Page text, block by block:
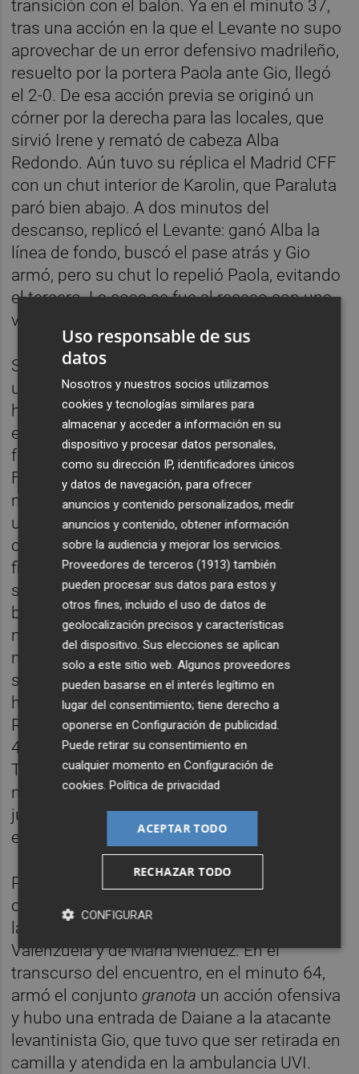
transición con el balón. Ya en el minuto 37,
tras una acción en la que el Levante no supo
aprovechar de un error defensivo madrileño,
resuelto por la portera Paola ante Gio, llegó
el 2-0. De esa acción previa se originó un
córner por la derecha para las locales, que
sirvió Irene y remató de cabeza Alba
Redondo. Aún tuvo su réplica el Madrid CFF
con un chut interior de Karolin, que Paraluta
paró bien abajo. A dos minutos del
descanso, replicó el Levante: ganó Alba la
línea de fondo, buscó el pase atrás y Gio
armó, pero su chut lo repelió Paola, evitando
el tercero. La cosa se fue al receso con una
ventaja de dos goles para las levantinistas.
Se reanudó el fútbol en Buñol, siempre con
una ligera cortina de lluvia respecto a lo que
había caído previo al arranque del partido, y
el asunto ya empezó con las locales
fortísimas y sentenciando ya el negociado.
Forzó un córner para empezar e Irene lo
mandó directamente al larguero. Y luego, en
un minuto, entre el 51 y el 52, Alba Redondo
construyó dos goles más para, además,
firmar su triplete personal: el primero
sobrevino de una contra y un balón franco al
borde del área centrado para la llegada de la
manchega, que pegó perfecto al balón para
mandarlo a la escuadra izquierda de Paola;
siguió una acción con pase de Eva Navarro
hacia el área pequeña por dentro y apareció
Redondo para rematar de cabeza y hacer el
4-0. Sin opciones visitantes sustanciales,
Toletti mandó un balón cerca del palo
madrileño y Alba, de nuevo, a la hora de
juego, chutó duro en el interior del área, pero
esta vez Paola repelió el peligro.
Poco después el Levante tuvo que lamentar
otra lesión grave. Semanas atrás se daban
las bajas de larga duración de María
Valenzuela y de María Méndez. En el
transcurso del encuentro, en el minuto 64,
armó el conjunto granota un acción ofensiva
y hubo una entrada de Daiane a la atacante
levantinista Gio, que tuvo que ser retirada en
camilla y atendida en la ambulancia UVI.
Uso responsable de sus
datos
Nosotros y nuestros socios utilizamos
cookies y tecnologías similares para
almacenar y acceder a información en su
dispositivo y procesar datos personales,
como su dirección IP, identificadores únicos
y datos de navegación, para ofrecer
anuncios y contenido personalizados, medir
anuncios y contenido, obtener información
sobre la audiencia y mejorar los servicios.
Proveedores de terceros (1913) también
pueden procesar sus datos para estos y
otros fines, incluido el uso de datos de
geolocalización precisos y características
del dispositivo. Sus elecciones se aplican
solo a este sitio web. Algunos proveedores
pueden basarse en el interés legítimo en
lugar del consentimiento; tiene derecho a
oponerse enConfiguración de publicidad
Puede retirar su consentimiento en
cualquier momento enConfiguración de
cookies .Política de privacidad
ACEPTAR TODO
RECHAZAR TODO
CONFIGURAR